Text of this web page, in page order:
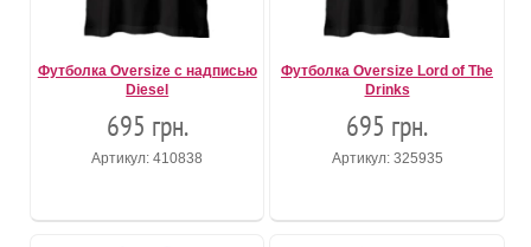
Футболка Oversize с надписью
Diesel
695 грн.
Артикул: 410838
Футболка Oversize Lord of The
Drinks
695 грн.
Артикул: 325935